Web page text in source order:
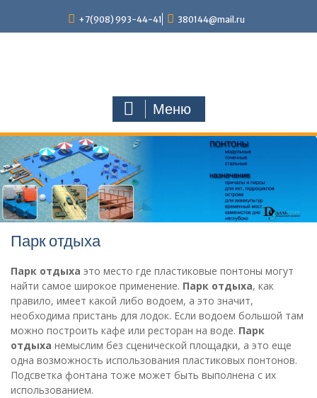
+7(908) 993-44-41 380144@mail.ru
Меню
Парк отдыха
Парк отдыха это место где пластиковые понтоны могут
найти самое широкое применение. Парк отдыха, как
правило, имеет какой либо водоем, а это значит,
необходима пристань для лодок. Если водоем большой там
можно построить кафе или ресторан на воде. Парк
отдыха немыслим без сценической площадки, а это еще
одна возможность использования пластиковых понтонов.
Подсветка фонтана тоже может быть выполнена с их
использованием.